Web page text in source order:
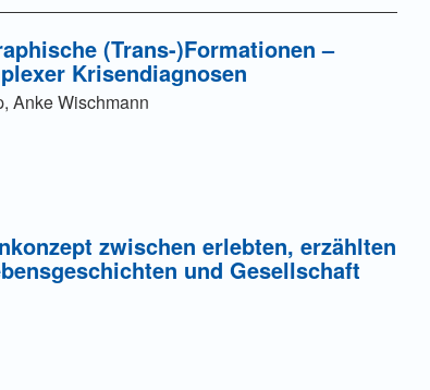
(Trans-)Formationen –
Krisendiagnosen
Anke Wischmann
zwischen erlebten, erzählten
und Gesellschaft
Gebühr